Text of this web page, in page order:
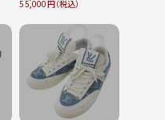
55,000